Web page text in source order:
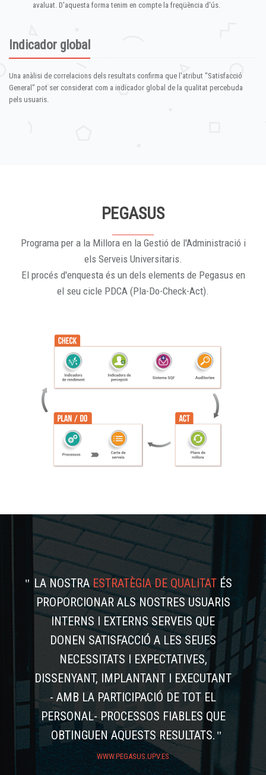
avaluat. D'aquesta forma tenim en compte la freqüència d'ús.
Indicador global
Una anàlisi de correlacions dels resultats confirma que l'atribut "Satisfacció
General" pot ser considerat com a indicador global de la qualitat percebuda
pels usuaris.
PEGASUS
Programa per a la Millora en la Gestió de l'Administració i
els Serveis Universitaris.
El procés d'enquesta és un dels elements de Pegasus en
el seu cicle PDCA (Pla-Do-Check-Act).
LA NOSTRAESTRATÈGIA DE QUALITAT ÉS
PROPORCIONAR ALS NOSTRES USUARIS
INTERNS I EXTERNS SERVEIS QUE
DONEN SATISFACCIÓ A LES SEUES
NECESSITATS I EXPECTATIVES,
DISSENYANT, IMPLANTANT I EXECUTANT
- AMB LA PARTICIPACIÓ DE TOT EL
PERSONAL- PROCESSOS FIABLES QUE
OBTINGUEN AQUESTS RESULTATS.
WWW.PEGASUS.UPV.ES